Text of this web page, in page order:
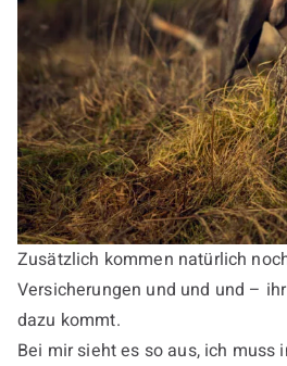
Zusätzlich kommen natürlich
Versicherungen und und und –
dazu kommt.
Bei mir sieht es so aus, ich muss